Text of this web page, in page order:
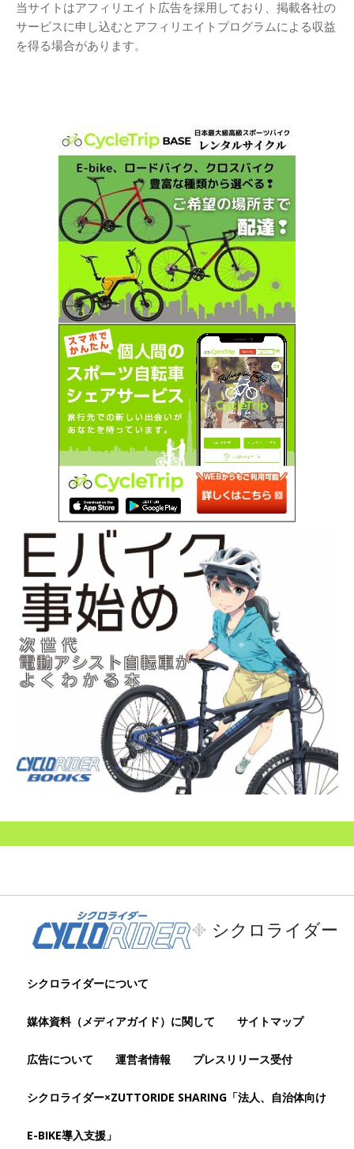
シクロライダー
シクロライダーについて
媒体資料（メディアガイド）に関して サイトマップ
広告について 運営者情報 プレスリリース受付
シクロライダー×ZUTTORIDE SHARING「法人、自治体向け
E-BIKE導入支援」